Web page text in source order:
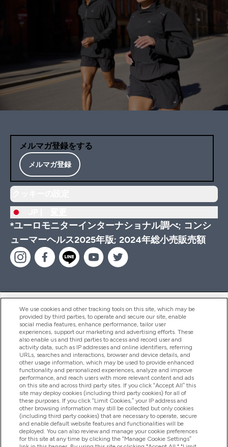
メルマガ登録をする
メルマガ登録
*ユーロモニターインターナショナル調べ; コンシ
ューマーヘルス2025年版; 2024年総小売販売額
ヘルプ＆ガイド
商品について
会社概要
特典＆ポイント
We use cookies and other tracking tools on this site, which may be
provided by third parties, to operate and secure our site, enable
social media features, enhance performance, tailor user
experiences, support our marketing and advertising efforts. These
also enable us and third parties to access and record user and
activity data, such as IP addresses and online identifiers, referring
URLs, searches and interactions, browser and device details, and
other usage information, which may be used to provide enhanced
functionality and personalized experiences, analyze and improve
performance, and reach users with more relevant content and ads
on this site and across third party sites. If you click “Accept All” this
site may deploy cookies (including third party cookies) for all of
these purposes. If you click “Limit Cookies,” your IP address and
other browsing information may still be collected but only cookies
(including third party cookies) that are necessary to operate, secure
and enable default website features and functionalities will be
deployed. You can also review and manage your cookie preferences
for this site at any time by clicking the “Manage Cookie Settings”